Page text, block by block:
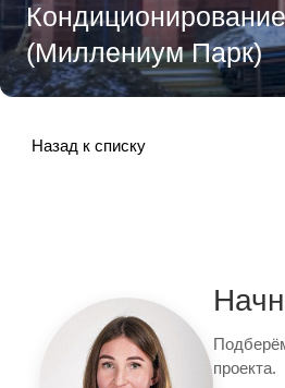
(Миллениум Парк)
Назад к списку
проекта.